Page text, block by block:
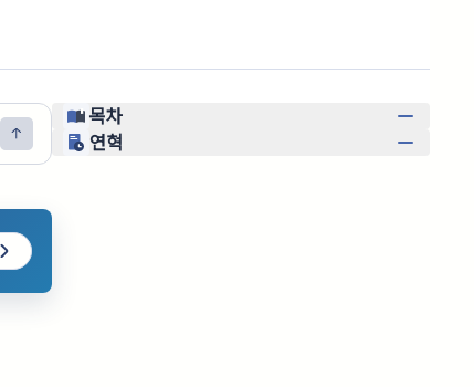
목차
연혁